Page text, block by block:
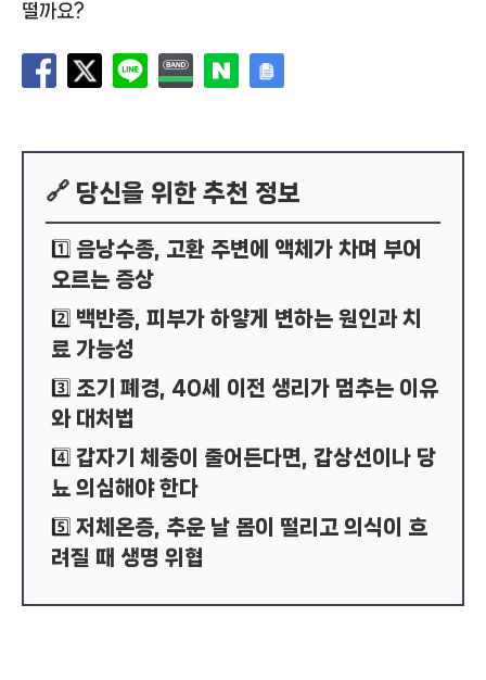
떨까요?
🔗 당신을 위한 추천 정보
1️⃣ 음낭수종, 고환 주변에 액체가 차며 부어
오르는 증상
2️⃣ 백반증, 피부가 하얗게 변하는 원인과 치
료 가능성
3️⃣ 조기 폐경, 40세 이전 생리가 멈추는 이유
와 대처법
4️⃣ 갑자기 체중이 줄어든다면, 갑상선이나 당
뇨 의심해야 한다
5️⃣ 저체온증, 추운 날 몸이 떨리고 의식이 흐
려질 때 생명 위협